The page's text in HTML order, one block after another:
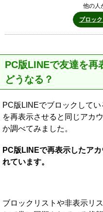
他の人
ブロッ
PC版LINEで友達を再
どうなる？
PC版LINEでブロックして
を再表示させると同じアカ
か調べてみました。
PC版LINEで再表示したア
れています。
ブロックリストや非表示リ